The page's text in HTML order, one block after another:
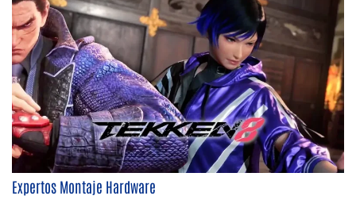
Expertos Montaje Hardware